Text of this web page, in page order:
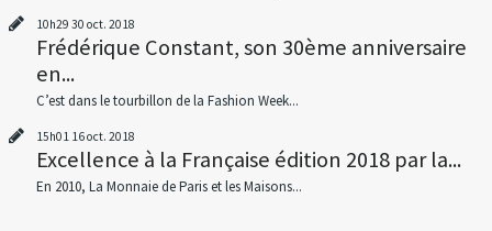
10h29 30 oct. 2018
Frédérique Constant, son 30ème anniversaire
en...
C’est dans le tourbillon de la Fashion Week...
15h01 16oct. 2018
Excellence à la Française édition 2018 par la...
En 2010, La Monnaie de Paris et les Maisons...